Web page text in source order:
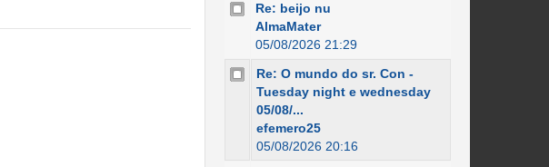
Re: beijo nu
AlmaMater
05/08/2026 21:29
Re: O mundo do sr. Con -
Tuesday night e wednesday
05/08/...
efemero25
05/08/2026 20:16